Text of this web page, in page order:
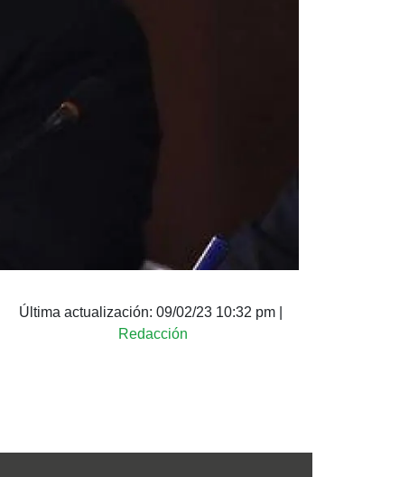
Última actualización: 09/02/23 10:32 pm
Redacción